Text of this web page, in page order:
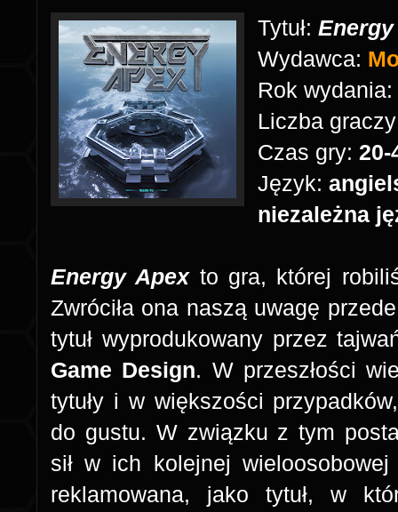
Tytuł:
Wydawca:
Rok wydania:
Liczba
Czas gry: 20-
Język:
niezależna
Energy Apexto gra, której
Zwróciła ona naszą uwagę
tytuł wyprodukowany przez
Game Design. W przeszłości
tytuły i w większości
do gustu. W związku z tym
sił w ich kolejnej
reklamowana, jako tytuł, w